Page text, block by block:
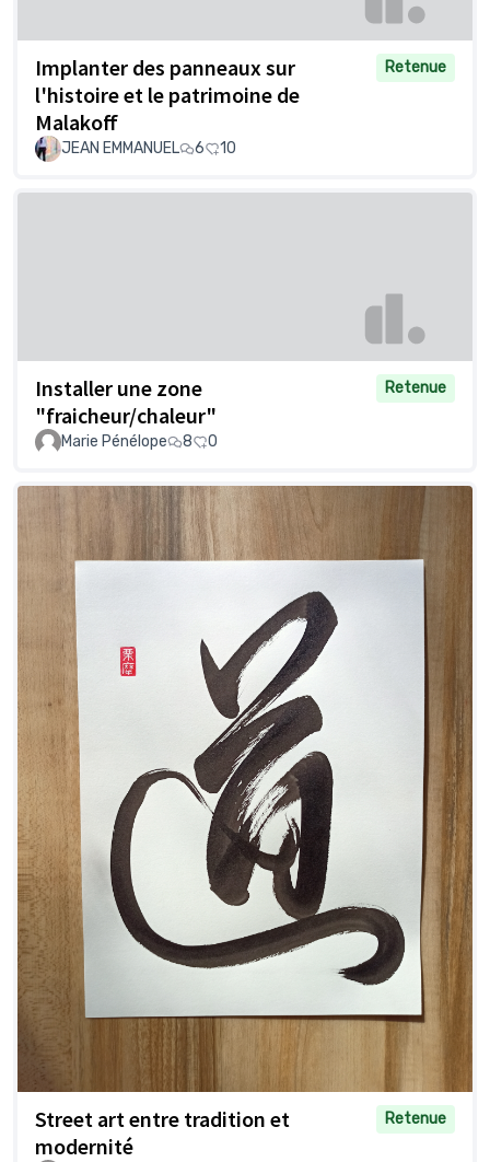
Implanter des panneaux sur
l'histoire et le patrimoine de
Malakoff
Retenue
JEAN EMMANUEL 6 10
Installer une zone
"fraicheur/chaleur"
Retenue
Marie Pénélope 8 0
Street art entre tradition et
modernité
Retenue